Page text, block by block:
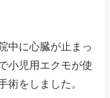
中に心臓が止まっ
小児用エクモが使
術をしました。